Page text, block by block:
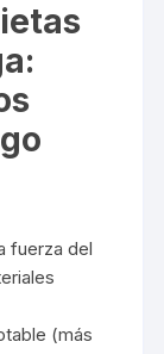
fuerza del
(más